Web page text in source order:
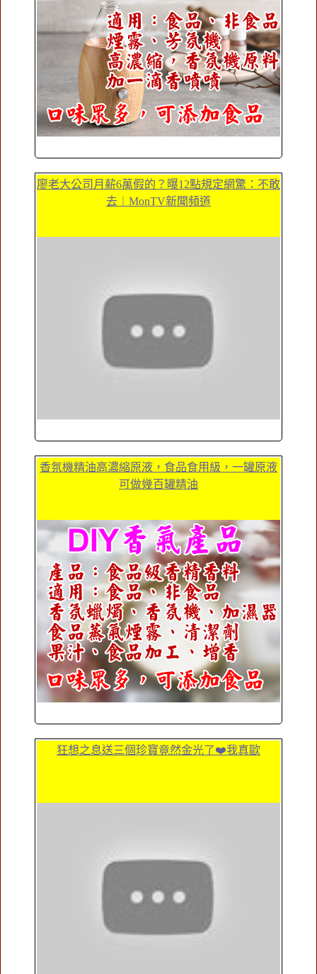
廖老大公司月薪6萬假的？曝12點規定網驚：不敢
去︱MonTV新聞頻道
香氛機精油高濃縮原液，食品食用級，一罐原液
可做幾百罐精油
狂想之息送三個珍寶竟然金光了❤️我真歐